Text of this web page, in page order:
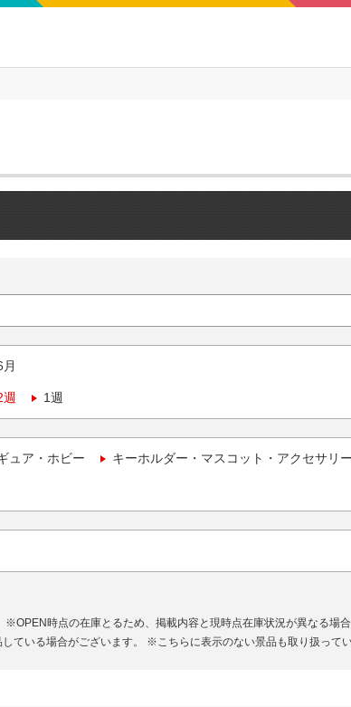
月
週 1週
ュア・ホビー キーホルダー・マスコット・アクセサリー
※OPEN時点の在庫とるため、掲載内容と現時点在庫状況が異なる場合
ている場合がございます。
※こちらに表示のない景品も取り扱って